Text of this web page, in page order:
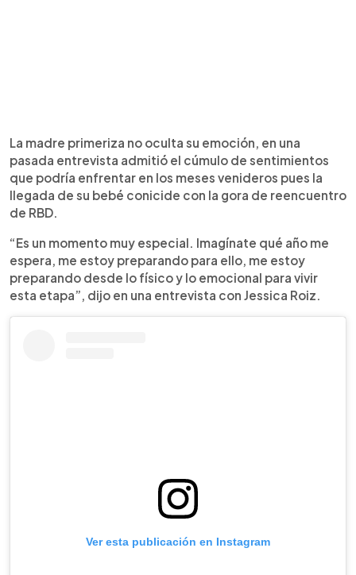
La madre primeriza no oculta su emoción, en una
pasada entrevista admitió el cúmulo de sentimientos
que podría enfrentar en los meses venideros pues la
llegada de su bebé conicide con la gora de reencuentro
de RBD.
“Es un momento muy especial. Imagínate qué año me
espera, me estoy preparando para ello, me estoy
preparando desde lo físico y lo emocional para vivir
esta etapa”, dijo en una entrevista con Jessica Roiz.
Ver esta publicación en Instagram